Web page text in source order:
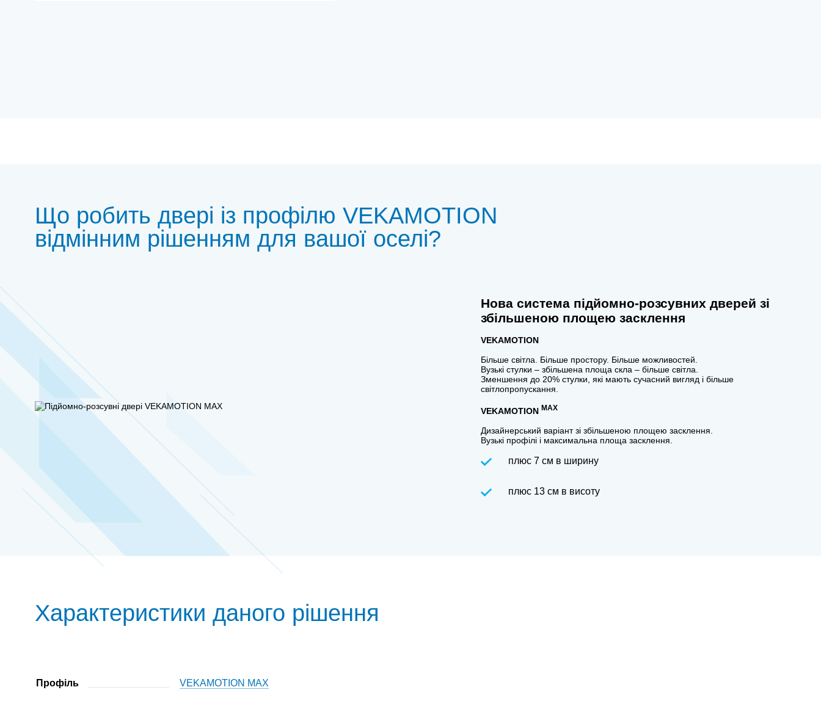
Що робить двері із профілю VEKAMOTION
відмінним рішенням для вашої оселі?
Нова система підйомно-розсувних дверей зі
збільшеною площею засклення
VEKAMOTION
Більше світла. Більше простору. Більше можливостей.
Вузькі стулки – збільшена площа скла – більше світла.
Зменшення до 20% стулки, які мають сучасний вигляд і більше
світлопропускання.
VEKAMOTIONMAX
Дизайнерський варіант зі збільшеною площею засклення.
Вузькі профілі і максимальна площа засклення.
плюс 7 см в ширину
плюс 13 см в висоту
Характеристики даного рішення
Профіль VEKAMOTION MAX